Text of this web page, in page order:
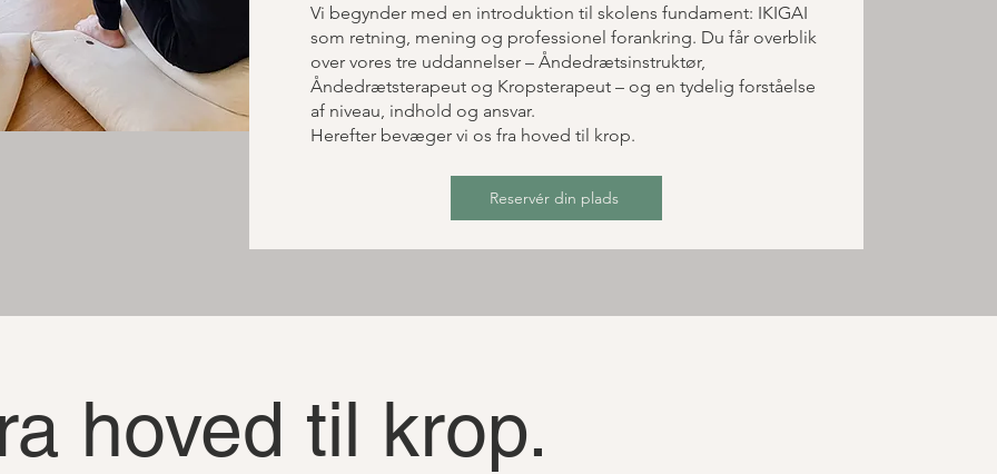
Vi begynder med en introduktion til skolens fundament: IKIGAI
som retning, mening og professionel forankring. Du får overblik
over vores tre uddannelser – Åndedrætsinstruktør,
Åndedrætsterapeut og Kropsterapeut – og en tydelig forståelse
af niveau, indhold og ansvar.
Herefter bevæger vi os fra hoved til krop.
Reservér din plads
hoved til krop.